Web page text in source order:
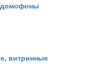
витринные